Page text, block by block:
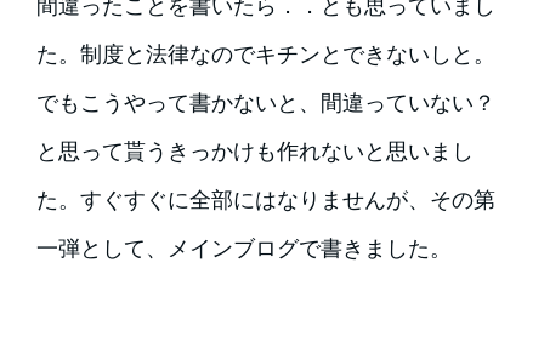
た。制度と法律なのでキチンとできないしと。
でもこうやって書かないと、間違っていない？
と思って貰うきっかけも作れないと思いまし
た。すぐすぐに全部にはなりませんが、その第
一弾として、メインブログで書きました。